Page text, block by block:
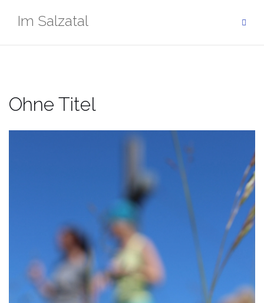
InhaltIm Salzatal
Ohne Titel